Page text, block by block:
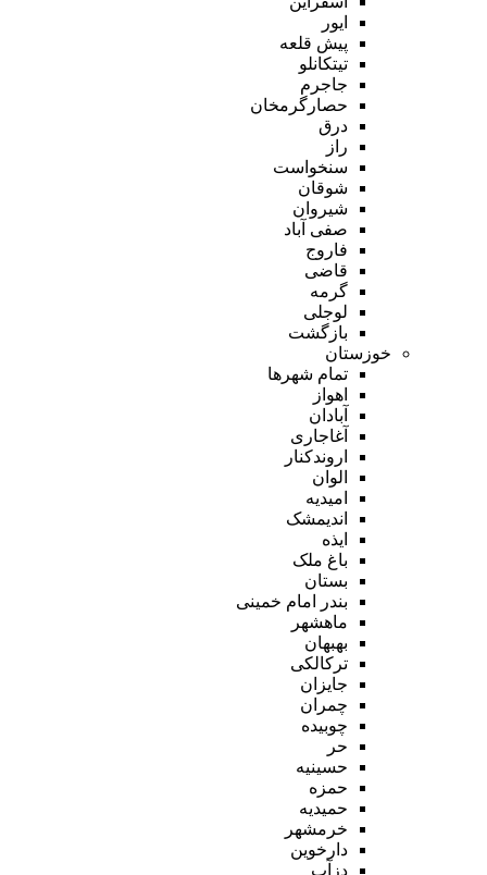
ایور
پیش قلعه
تیتکانلو
جاجرم
حصارگرمخان
درق
راز
سنخواست
شوقان
شیروان
صفی آباد
فاروج
قاضی
گرمه
لوجلی
بازگشت
خوزستان
تمام شهر‌ها
اهواز
آبادان
آغاجاری
اروندکنار
الوان
امیدیه
اندیمشک
ایذه
باغ ملک
بستان
بندر امام خمینی
ماهشهر
بهبهان
ترکالکی
جایزان
چمران
چوبیده
حر
حسینیه
حمزه
حمیدیه
خرمشهر
دارخوین
دزآب